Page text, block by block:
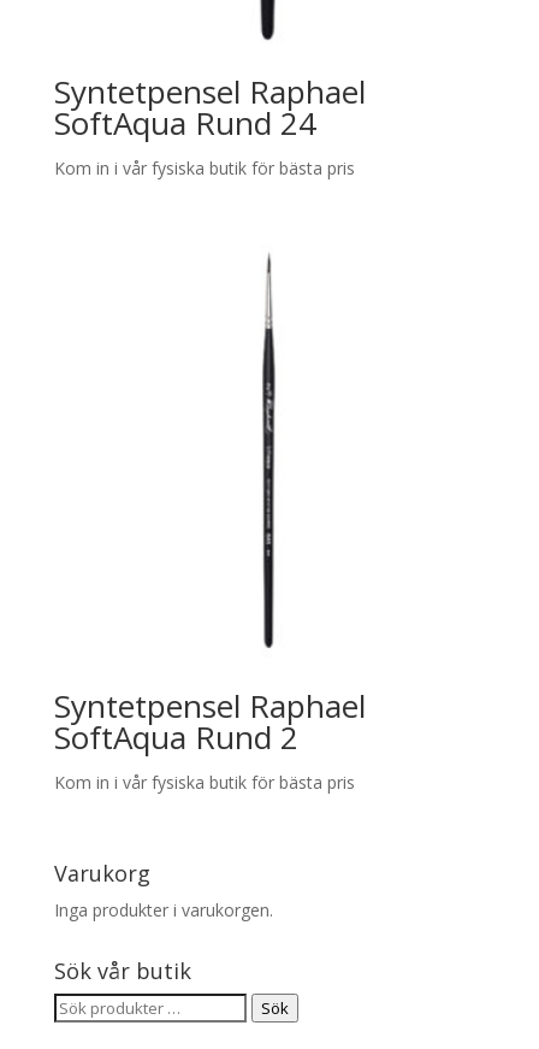
Syntetpensel Raphael
SoftAqua Rund 24
Kom in i vår fysiska butik för bästa pris
Syntetpensel Raphael
SoftAqua Rund 2
Kom in i vår fysiska butik för bästa pris
Varukorg
Inga produkter i varukorgen.
Sök vår butik
Sök
Sök